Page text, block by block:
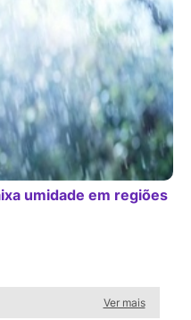
umidade em regiões
Ver mais